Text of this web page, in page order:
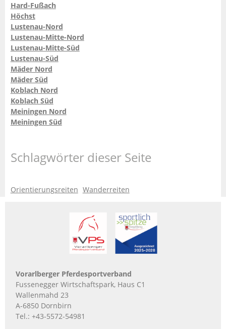
Hard-Fußach
Höchst
Lustenau-Nord
Lustenau-Mitte-Nord
Lustenau-Mitte-Süd
Lustenau-Süd
Mäder Nord
Mäder Süd
Koblach Nord
Koblach Süd
Meiningen Nord
Meiningen Süd
Schlagwörter dieser Seite
Orientierungsreiten Wanderreiten
Vorarlberger Pferdesportverband
Fussenegger Wirtschaftspark, Haus C1
Wallenmahd 23
A-6850 Dornbirn
Tel.: +43-5572-54981